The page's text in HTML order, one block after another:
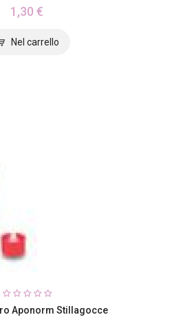
1,30 €
Aponorm Stillagocce